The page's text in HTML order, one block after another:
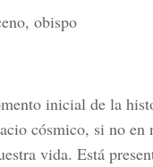
obispo
inicial de la
cósmico, si no en
vida. Está